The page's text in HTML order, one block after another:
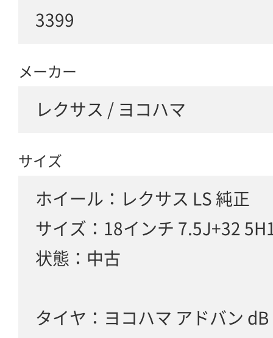
3399
メーカー
レクサス / ヨコハマ
サイズ
ホイール：レクサス LS 純正
サイズ：18インチ 7.5J+32
状態：中古
タイヤ：ヨコハマ アドバン dB